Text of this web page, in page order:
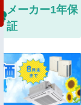
メーカー1年保
証